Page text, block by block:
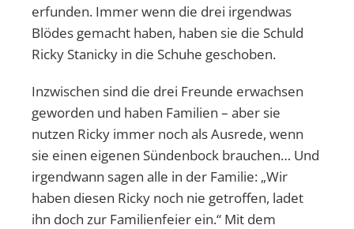
erfunden. Immer wenn die drei irgendwas
Blödes gemacht haben, haben sie die Schuld
Ricky Stanicky in die Schuhe geschoben.
Inzwischen sind die drei Freunde erwachsen
geworden und haben Familien – aber sie
nutzen Ricky immer noch als Ausrede, wenn
sie einen eigenen Sündenbock brauchen… Und
irgendwann sagen alle in der Familie: „Wir
haben diesen Ricky noch nie getroffen, ladet
ihn doch zur Familienfeier ein.“ Mit dem